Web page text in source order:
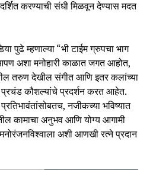
करण्याची संधी मिळवून देण्यास मदत
पुढे म्हणाल्या “भी टाईम ग्रुपचा भाग
अशा मनोहारी काळात जगत आहोत,
तरुण देखील संगीत आणि इतर कलांच्या
प्रचंड कौशल्यांचे प्रदर्शन करत आहेत.
नजीकच्या भविष्यात
कामाचा अनुभव आणि योग्य आगामी
अशी आणखी रत्ने प्रदान